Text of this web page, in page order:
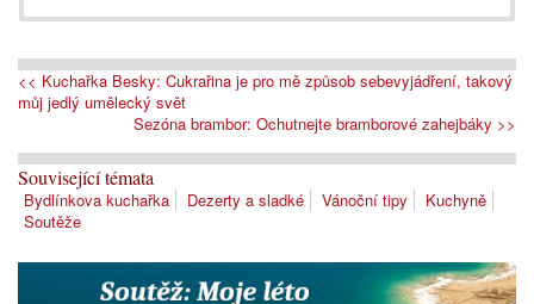
<< Kuchařka Besky: Cukrařina je pro mě způsob sebevyjádření, takový
můj jedlý umělecký svět
Sezóna brambor: Ochutnejte bramborové zahejbáky >>
Související témata
Bydlínkova kuchařka Dezerty a sladké Vánoční tipy
Kuchyně
Soutěže